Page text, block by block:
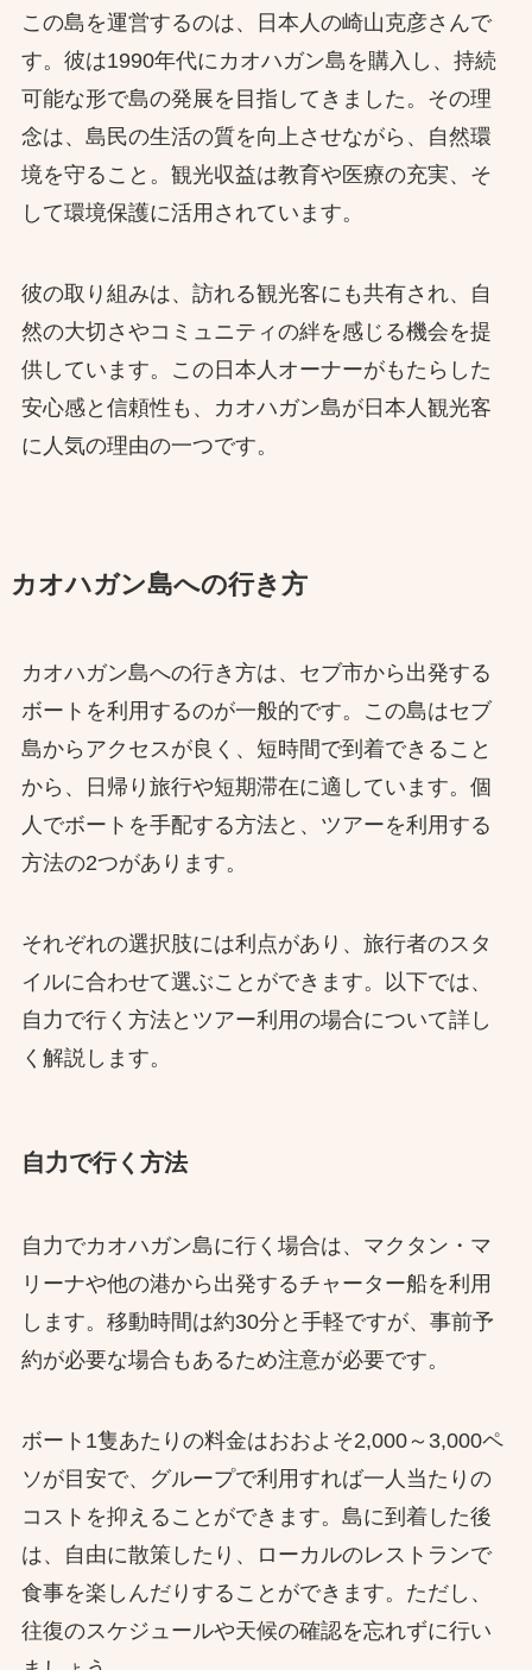
この島を運営するのは、日本人の崎山克彦さんで
す。彼は1990年代にカオハガン島を購入し、持続
可能な形で島の発展を目指してきました。その理
念は、島民の生活の質を向上させながら、自然環
境を守ること。観光収益は教育や医療の充実、そ
して環境保護に活用されています。
彼の取り組みは、訪れる観光客にも共有され、自
然の大切さやコミュニティの絆を感じる機会を提
供しています。この日本人オーナーがもたらした
安心感と信頼性も、カオハガン島が日本人観光客
に人気の理由の一つです。
カオハガン島への行き方
カオハガン島への行き方は、セブ市から出発する
ボートを利用するのが一般的です。この島はセブ
島からアクセスが良く、短時間で到着できること
から、日帰り旅行や短期滞在に適しています。個
人でボートを手配する方法と、ツアーを利用する
方法の2つがあります。
それぞれの選択肢には利点があり、旅行者のスタ
イルに合わせて選ぶことができます。以下では、
自力で行く方法とツアー利用の場合について詳し
く解説します。
自力で行く方法
自力でカオハガン島に行く場合は、マクタン・マ
リーナや他の港から出発するチャーター船を利用
します。移動時間は約30分と手軽ですが、事前予
約が必要な場合もあるため注意が必要です。
ボート1隻あたりの料金はおおよそ2,000～3,000ペ
ソが目安で、グループで利用すれば一人当たりの
コストを抑えることができます。島に到着した後
は、自由に散策したり、ローカルのレストランで
食事を楽しんだりすることができます。ただし、
往復のスケジュールや天候の確認を忘れずに行い